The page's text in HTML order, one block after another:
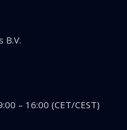
B.V.
– 16:00 (CET/CEST)